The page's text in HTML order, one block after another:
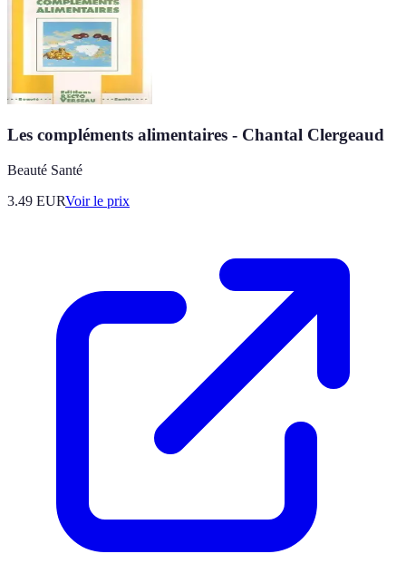
Les compléments alimentaires - Chantal Clergeaud
Beauté Santé
3.49 EURVoir le prix